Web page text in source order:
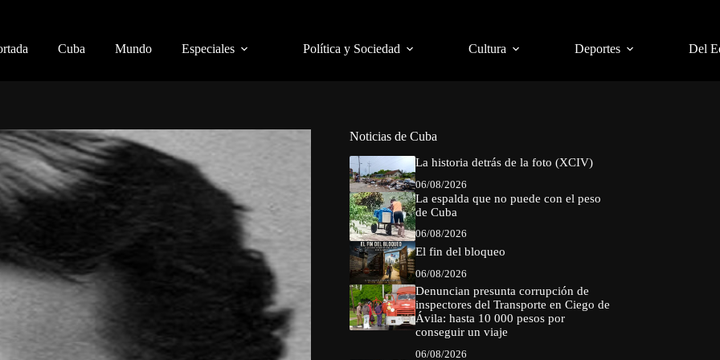
Cuba Mundo Especiales Política y Sociedad Cultura Deportes Del
Noticias de Cuba
La historia detrás de la foto (XCIV)
06/08/2026
La espalda que no puede con el peso
de Cuba
06/08/2026
El fin del bloqueo
06/08/2026
Denuncian presunta corrupción de
inspectores del Transporte en Ciego de
Ávila: hasta 10 000 pesos por
conseguir un viaje
06/08/2026